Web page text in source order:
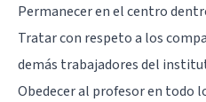
Permanecer en el centro
Tratar con respeto a los
demás trabajadores del
Obedecer al profesor en todo